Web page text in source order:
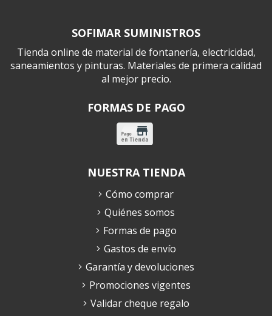
SOFIMAR SUMINISTROS
Tienda online de material de fontanería, electricidad,
saneamientos y pinturas. Materiales de primera calidad
al mejor precio.
FORMAS DE PAGO
NUESTRA TIENDA
Cómo comprar
Quiénes somos
Formas de pago
Gastos de envío
Garantía y devoluciones
Promociones vigentes
Validar cheque regalo